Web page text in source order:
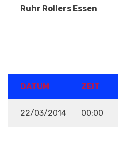
Ruhr Rollers Essen
DATUM ZEIT
22/03/2014 00:00